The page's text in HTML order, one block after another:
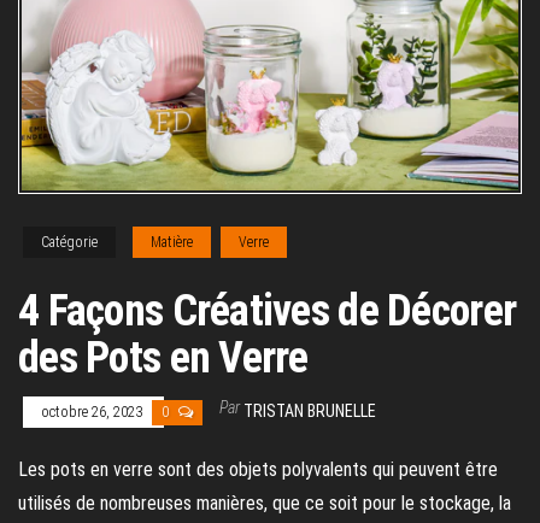
Catégorie Matière Verre
4 Façons Créatives de Décorer
des Pots en Verre
octobre 26, 2023 0 ParTRISTAN BRUNELLE
Les pots en verre sont des objets polyvalents qui peuvent être
utilisés de nombreuses manières, que ce soit pour le stockage, la